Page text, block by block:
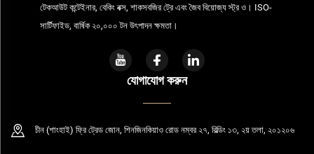
টেকআউট কন্টেইনার, বেকিং বক্স, শাকসবজির ট্রে এবং জৈব বিয়োজ্য স্ট্র ও। ISO-
সার্টিফাইড, বার্ষিক ২০,০০০ টন উৎপাদন ক্ষমতা।
যোগাযোগ করুন
চীন (শাংহাই) ফ্রি ট্রেড জোন, শিনজিনকিয়াও রোড নম্বর ২৭, বিল্ডিং ১৩, ২য় তলা, ২০১২০৬